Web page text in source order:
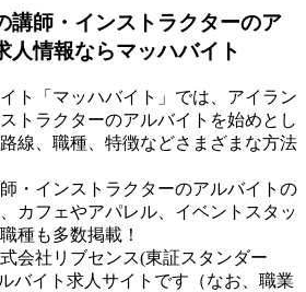
講師・インストラクターのア
人情報ならマッハバイト
ト「マッハバイト」では、アイラン
トラクターのアルバイトを始めとし
線、職種、特徴などさまざまな方法
・インストラクターのアルバイトの
カフェやアパレル、イベントスタッ
種も多数掲載！
会社リブセンス(東証スタンダー
バイト求人サイトです（なお、職業